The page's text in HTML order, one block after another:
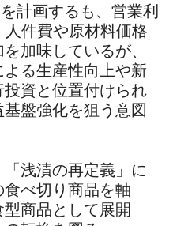
計画するも、営業利
件費や原材料価格
加味しているが、
る生産性向上や新
資と位置付けられ
盤強化を狙う意図
浅漬の再定義」に
べ切り商品を軸
商品として展開